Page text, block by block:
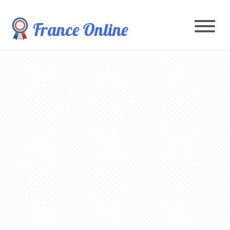
France Online